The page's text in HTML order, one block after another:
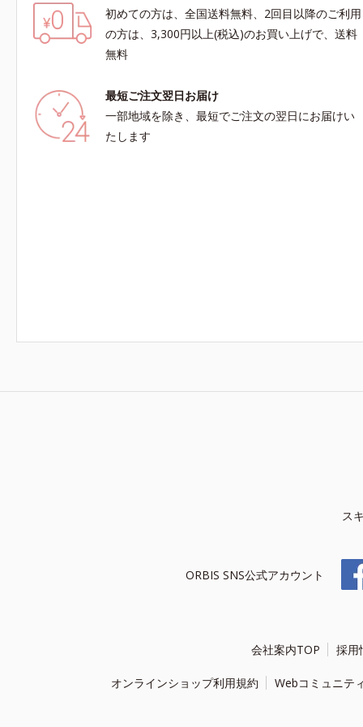
初めての方は、全国送料無料、2回目以降のご利用
の方は、3,300円以上(税込)のお買い上げで、送料
無料
最短ご注文翌日お届け
一部地域を除き、最短でご注文の翌日にお届けい
たします
ス
ORBIS SNS公式アカウント
会社案内TOP 採用
オンラインショップ利用規約 Webコミュニテ